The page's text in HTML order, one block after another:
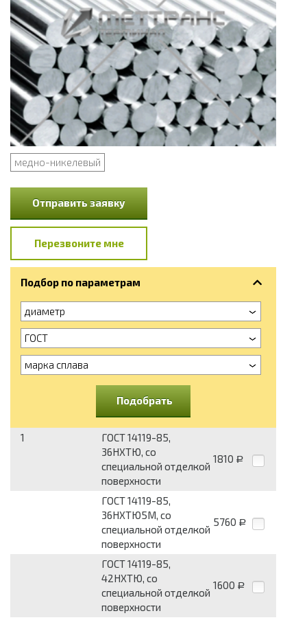
медно-никелевый
Отправить заявку
Перезвоните мне
Подбор по параметрам
диаметр
ГОСТ
марка сплава
Подобрать
1
ГОСТ 14119-85,
36НХТЮ, со
специальной отделкой
поверхности
1810 Р
ГОСТ 14119-85,
36НХТЮ5М, со
специальной отделкой
поверхности
5760 Р
ГОСТ 14119-85,
42НХТЮ, со
специальной отделкой
поверхности
1600 Р